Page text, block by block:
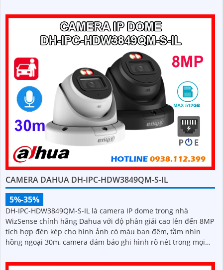
CAMERA DAHUA DH-IPC-HDW3849QM-S-IL
5%-35%
DH-IPC-HDW3849QM-S-IL là camera IP dome trong nhà
WizSense chính hãng Dahua với độ phân giải cao lên đến 8MP
tích hợp đèn kép cho hình ảnh có màu ban đêm, tầm nhìn
hồng ngoại 30m, camera đảm bảo ghi hình rõ nét trong mọi
hợp micro ghi âm, chuẩn POE và khả năng nhận diện chính